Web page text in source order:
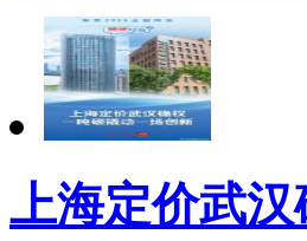
上海定价武